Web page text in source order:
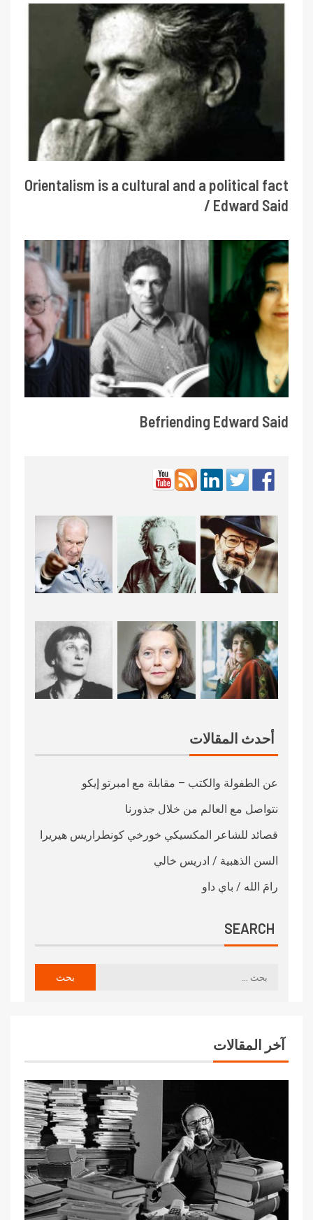
Orientalism is a cultural and a political fact
/ Edward Said
Befriending Edward Said
أحدث المقالات
عن الطفولة والكتب – مقابلة مع امبرتو إيكو
نتواصل مع العالم من خلال جذورنا
قصائد للشاعر المكسيكي خورخي كونطراريس هيريرا
السن الذهبية / ادريس خالي
رامَ الله / باي داو
SEARCH
آخر المقالات